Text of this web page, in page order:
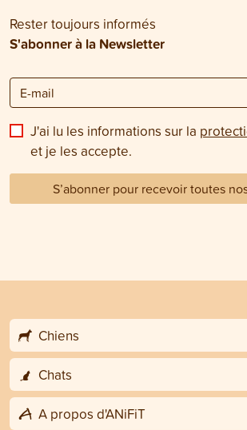
Rester toujours informés
S'abonner à la Newsletter
J'ai lu les informations sur la
et je les accepte.
S’abonner pour recevoir toutes
Chiens
Chats
A propos d'ANiFiT